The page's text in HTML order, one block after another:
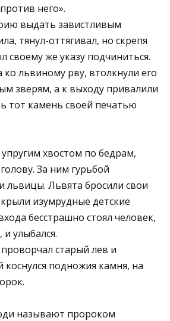
него».
выдать завистливым
тянул-оттягивал, но скрепя
своему же указу подчиниться.
львиному рву, втолкнули его
зверям, а к выходу привалили
тот камень своей печатью
хвостом по бедрам,
За ним гурьбой
львицы. Львята бросили свои
изумрудные детские
бесстрашно стоял человек,
улыбался.
старый лев и
коснулся подножия камня, на
называют пророком